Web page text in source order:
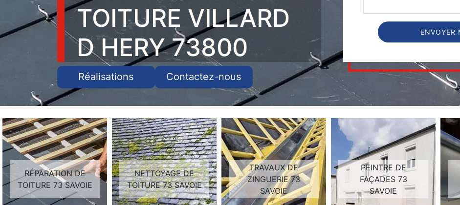
TOITURE VILLARD
D HERY 73800
Réalisations Contactez-nous
RÉPARATION DE
TOITURE 73 SAVOIE
NETTOYAGE DE
TOITURE 73 SAVOIE
TRAVAUX DE
ZINGUERIE 73
SAVOIE
PEINTRE DE
FAÇADES 73
SAVOIE